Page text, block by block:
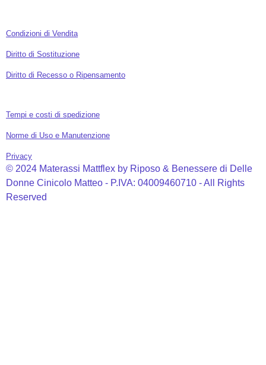
Condizioni di Vendita
Diritto di Sostituzione
Diritto di Recesso o Ripensamento
Tempi e costi di spedizione
Norme di Uso e Manutenzione
Privacy
© 2024 Materassi Mattflex by Riposo & Benessere di Delle
Donne Cinicolo Matteo - P.IVA: 04009460710 - All Rights
Reserved